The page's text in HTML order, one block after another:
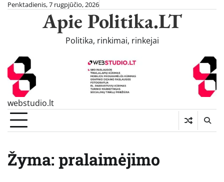
SkipPenktadienis, 7 rugpjūčio, 2026
Apie Politika.LT
Politika, rinkimai, rinkejai
webstudio.lt
Žyma: pralaimėjimo